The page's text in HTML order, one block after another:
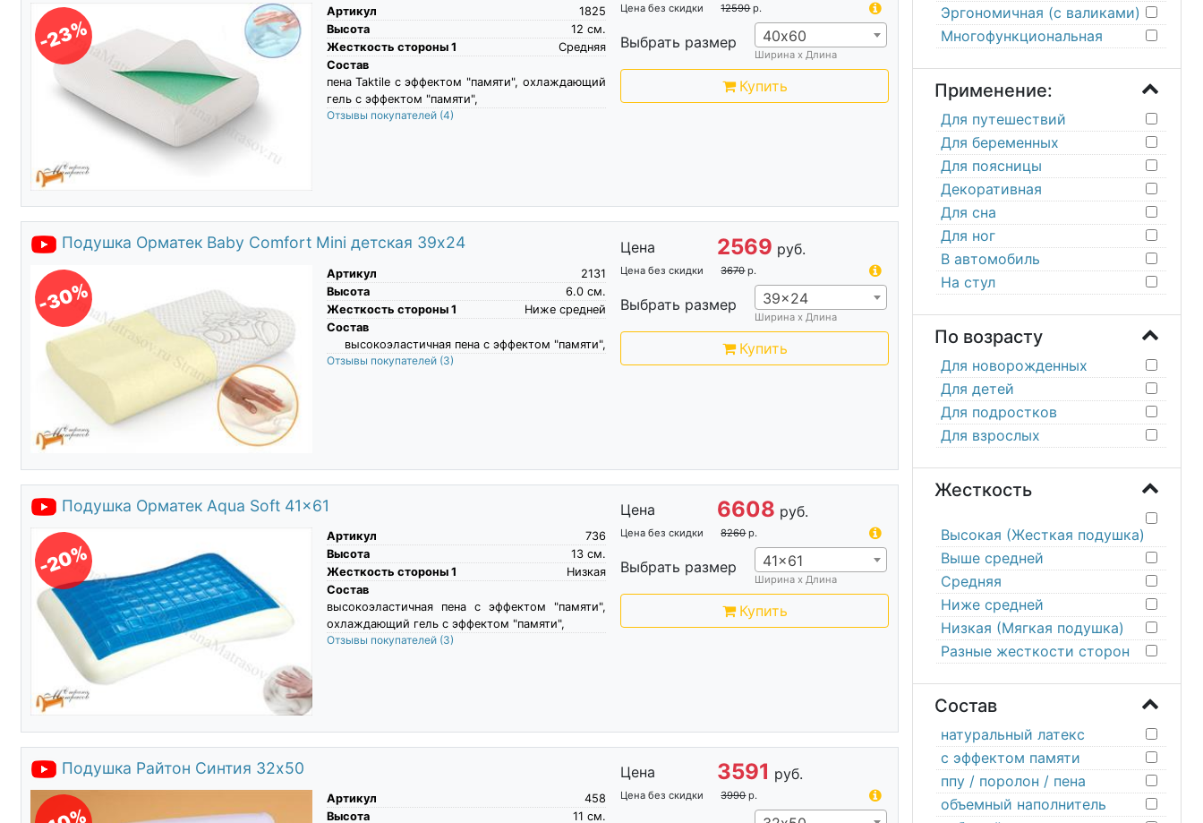
-23%
Артикул
1825
Высота
см.
12
Жесткость стороны 1
Средняя
Состав
пена Taktile c эффектом "памяти", охлаждающий
гель с эффектом "памяти",
Отзывы покупателей (4)
Цена без скидки 12590 р.
Выбрать размер 40х60
Ширина х Длина
Купить
Подушка Орматек Baby Comfort Mini детская 39x24
-30%
Артикул
2131
Высота
см.
6.0
Жесткость стороны 1
Ниже средней
Состав
высокоэластичная пена c эффектом "памяти",
Отзывы покупателей (3)
Цена 2569 руб.
Цена без скидки 3670 р.
Выбрать размер 39x24
Ширина х Длина
Купить
Подушка Орматек Aqua Soft 41x61
-20%
Артикул
736
Высота
см.
13
Жесткость стороны 1
Низкая
Состав
высокоэластичная пена c эффектом "памяти",
охлаждающий гель с эффектом "памяти",
Отзывы покупателей (3)
Цена 6608 руб.
Цена без скидки 8260 р.
Выбрать размер 41x61
Ширина х Длина
Купить
Подушка Райтон Синтия 32х50
Артикул
458
Высота
см.
11
Цена 3591 руб.
Цена без скидки 3990 р.
Эргономичная (с валиками)
Многофункциональная
Применение:
Для путешествий
Для беременных
Для поясницы
Декоративная
Для сна
Для ног
В автомобиль
На стул
По возрасту
Для новорожденных
Для детей
Для подростков
Для взрослых
Жесткость
Высокая (Жесткая подушка)
Выше средней
Средняя
Ниже средней
Низкая (Мягкая подушка)
Разные жесткости сторон
Состав
натуральный латекс
с эффектом памяти
ппу / поролон / пена
объемный наполнитель